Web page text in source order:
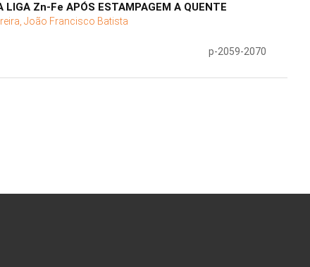
LIGA Zn-Fe APÓS ESTAMPAGEM A QUENTE
João Francisco Batista
p-2059-2070